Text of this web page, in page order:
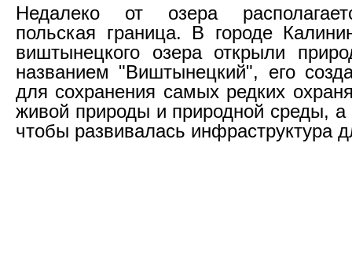
Недалеко от озера
польская граница. В городе
виштынецкого озера открыли
названием "Виштынецкий", его
для сохранения самых редких
живой природы и природной среды, а
чтобы развивалась инфраструктура